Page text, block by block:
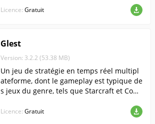
Licence: Gratuit
Glest
Version: 3.2.2 (53.38 MB)
Un jeu de stratégie en temps réel multipl
ateforme, dont le gameplay est typique de
s jeux du genre, tels que Starcraft et Com
Licence: Gratuit